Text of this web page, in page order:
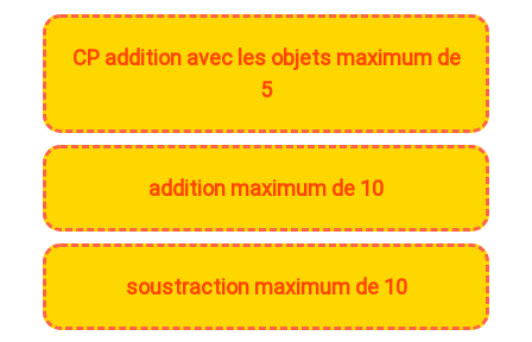
CP addition avec les objets maximum de
5
addition maximum de 10
soustraction maximum de 10